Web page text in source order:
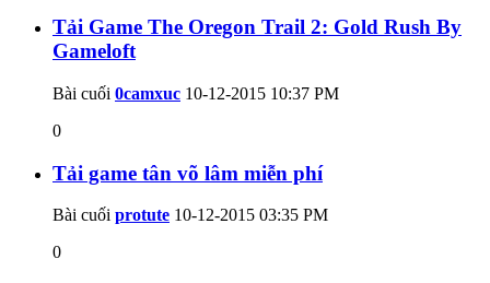
Tải Game The Oregon Trail 2: Gold Rush By
Gameloft
Bài cuối 0camxuc 10-12-2015 10:37 PM
0
Tải game tân võ lâm miễn phí
Bài cuối protute 10-12-2015 03:35 PM
0